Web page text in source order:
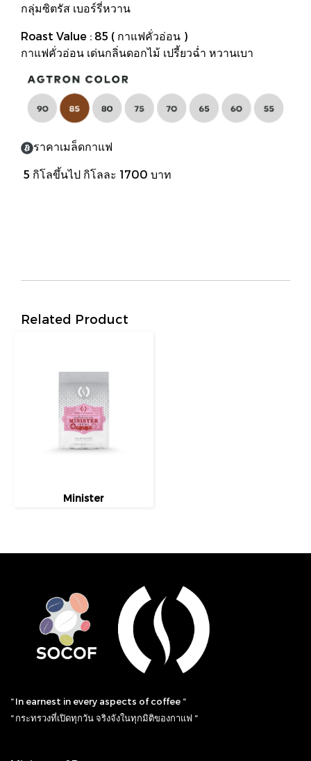
กลุ่มซิตรัส เบอร์รี่หวาน
Roast Value : 85 ( กาแฟคั่วอ่อน )
กาแฟคั่วอ่อน เด่นกลิ่นดอกไม้ เปรี้ยวฉ่ำ หวานเบา
ราคาเมล็ดกาแฟ
5 กิโลขึ้นไป กิโลละ 1700 บาท
Related Product
Minister
“ In earnest in every aspects of coffee “
“ กระทรวงที่เปิดทุกวัน จริงจังในทุกมิติของกาแฟ “